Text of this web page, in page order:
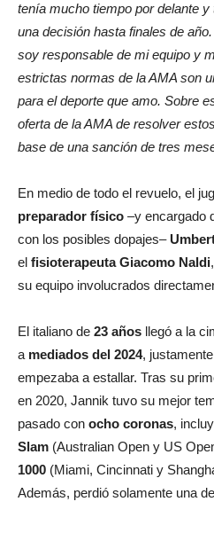
tenía mucho tiempo por delante
una decisión hasta finales de
soy responsable de mi equipo y
estrictas normas de la AMA son
para el deporte que amo. Sobre
oferta de la AMA de resolver
base de una sanción de tres
En medio de todo el revuelo, el
preparador físico –y encargado
con los posibles dopajes–
el fisioterapeuta Giacomo Naldi
su equipo involucrados
El italiano de 23 años llegó a la
a mediados del 2024,
empezaba a estallar. Tras su
en 2020, Jannik tuvo su mejor
pasado con ocho coronas,
Slam (Australian Open y US
1000 (Miami, Cincinnati y
Además, perdió solamente una